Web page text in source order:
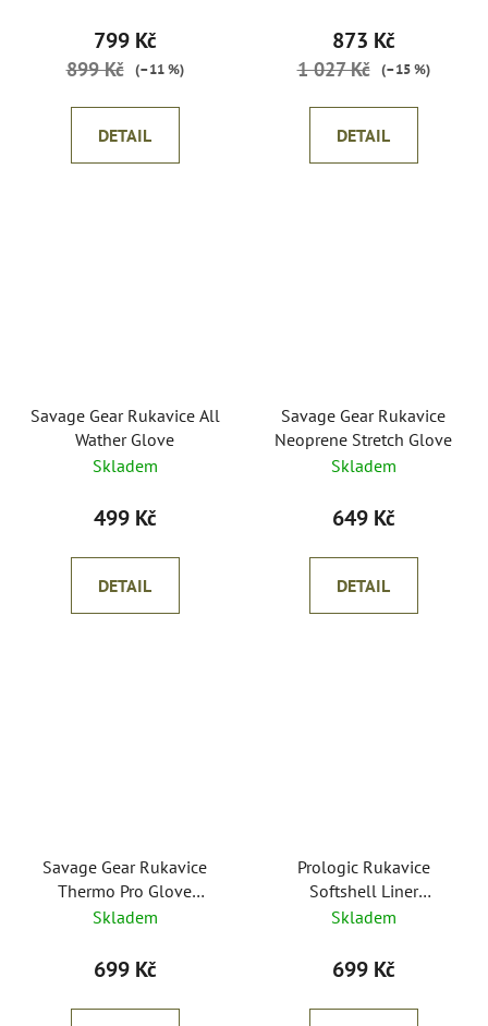
799 Kč
899 Kč (–11 %)
DETAIL
873 Kč
1 027 Kč (–15 %)
DETAIL
Savage Gear Rukavice All
Wather Glove
Skladem
499 Kč
DETAIL
Savage Gear Rukavice
Neoprene Stretch Glove
Skladem
649 Kč
DETAIL
Savage Gear Rukavice
Thermo Pro Glove
Grey/Black
Skladem
699 Kč
Prologic Rukavice
Softshell Liner
Green/Black
Skladem
699 Kč